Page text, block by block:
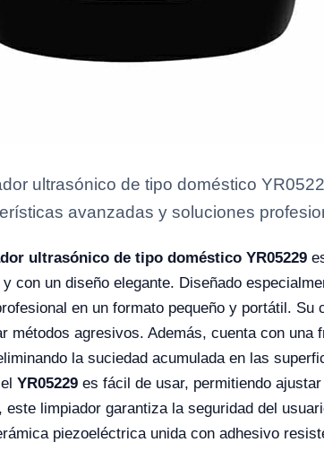
ultrasónico de tipo doméstico
avanzadas y soluciones
ultrasónico de tipo doméstico YR05229
con un diseño elegante. Diseñado
en un formato pequeño y portátil.
métodos agresivos. Además, cuenta con
la suciedad acumulada en las
YR05229 es fácil de usar, permitiendo
este limpiador garantiza la seguridad del
piezoeléctrica unida con adhesivo